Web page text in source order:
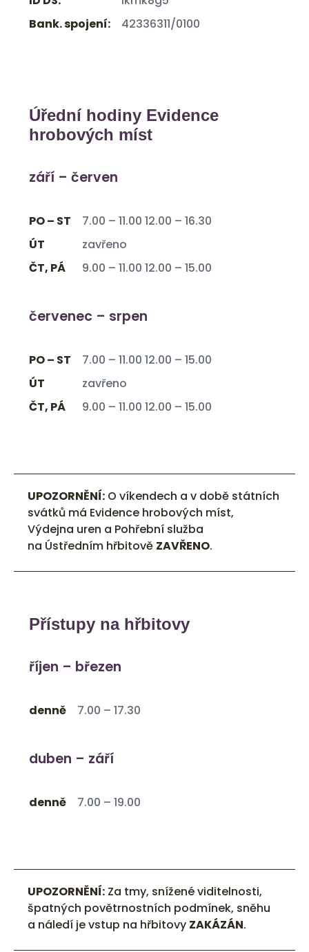
Bank. spojení:
42336311/0100
Úřední hodiny Evidence
hrobových míst
září – červen
PO – ST
7.00 – 11.00 12.00 – 16.30
ÚT
zavřeno
ČT, PÁ
9.00 – 11.00 12.00 – 15.00
červenec – srpen
PO – ST
7.00 – 11.00 12.00 – 15.00
ÚT
zavřeno
ČT, PÁ
9.00 – 11.00 12.00 – 15.00
UPOZORNĚNÍ: O víkendech a v době státních
svátků má Evidence hrobových míst,
Výdejna uren a Pohřební služba
na Ústředním hřbitově ZAVŘENO.
Přístupy na hřbitovy
říjen – březen
denně 7.00 – 17.30
duben – září
denně 7.00 – 19.00
UPOZORNĚNÍ: Za tmy, snížené viditelnosti,
špatných povětrnostních podmínek, sněhu
a náledí je vstup na hřbitovy ZAKÁZÁN.